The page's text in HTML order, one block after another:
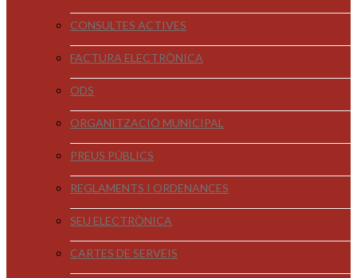
CONSULTES ACTIVES
FACTURA ELECTRÒNICA
ODS
ORGANITZACIÓ MUNICIPAL
PREUS PÚBLICS
REGLAMENTS I ORDENANCES
SEU ELECTRÒNICA
CARTES DE SERVEIS